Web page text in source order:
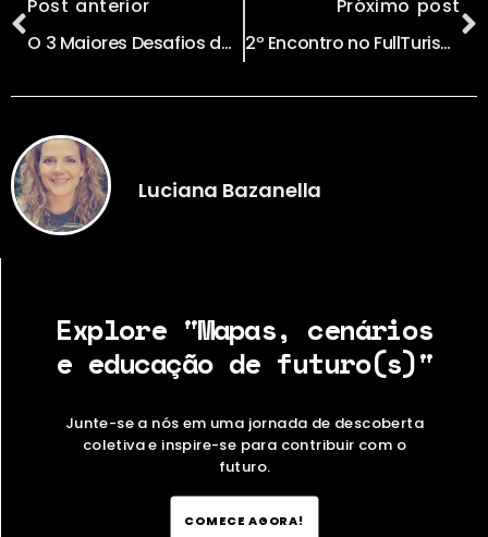
Post anterior
O 3 Maiores Desafios da Humanidade no Século XXI
Próximo post
2º Encontro no FullTurismo – Painel sobre o Futuro da Inteligência Artificial
Luciana Bazanella
Explore "Mapas, cenários
e educação de futuro(s)"
Junte-se a nós em uma jornada de descoberta
coletiva e inspire-se para contribuir com o
futuro.
COMECE AGORA!